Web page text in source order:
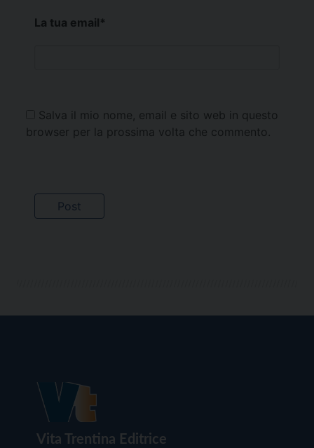
La tua email*
Salva il mio nome, email e sito web in questo
browser per la prossima volta che commento.
Vita Trentina Editrice